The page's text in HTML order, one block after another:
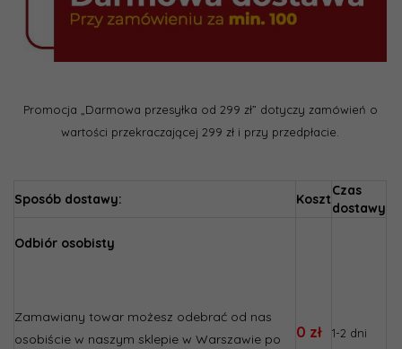
Promocja „Darmowa przesyłka od 299 zł” dotyczy zamówień o
wartości przekraczającej 299 zł i przy przedpłacie.
Sposób dostawy: Koszt
Czas
dostawy
Odbiór osobisty
Zamawiany towar możesz odebrać od nas
osobiście w naszym sklepie w Warszawie po
0 zł 1-2 dni